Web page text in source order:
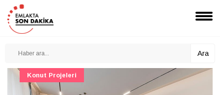
Ara
Konut Projeleri